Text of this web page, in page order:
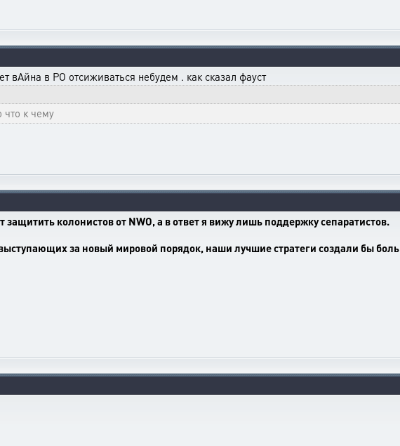
вАйна в РО отсиживаться небудем . как сказал фауст
что к чему
колонистов от NWO, а в ответ я вижу лишь поддержку сепаратистов.
за новый мировой порядок, наши лучшие стратеги создали бы